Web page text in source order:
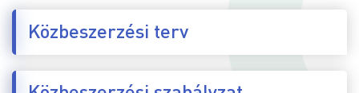
Közbeszerzési terv